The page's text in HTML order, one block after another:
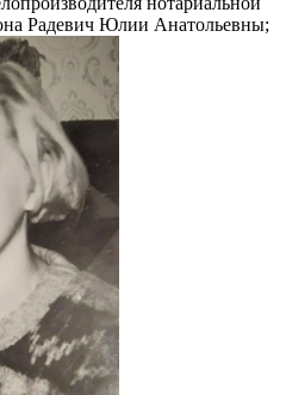
Радевич Юлии Анатольевны;